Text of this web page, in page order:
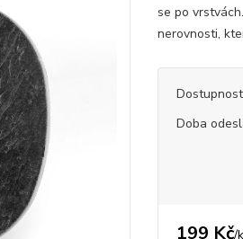
se po
nerovnosti,
Dostupnost
Doba
199 Kč/